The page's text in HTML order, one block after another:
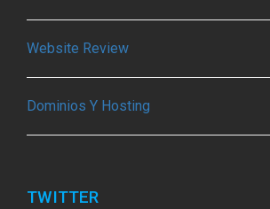
Website Review
Dominios Y Hosting
TWITTER